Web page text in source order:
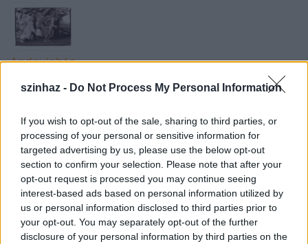
szinhaz - Do Not Process My Personal Information
If you wish to opt-out of the sale, sharing to third parties, or
processing of your personal or sensitive information for
targeted advertising by us, please use the below opt-out
section to confirm your selection. Please note that after your
opt-out request is processed you may continue seeing
interest-based ads based on personal information utilized by
us or personal information disclosed to third parties prior to
your opt-out. You may separately opt-out of the further
disclosure of your personal information by third parties on the
Andaxínház
"Meseautóban színezüst erdők során repülünk az idők
repülünk a mesék kocsiján. Fenn az égen az angyalok
vigyáznak ránk, és a sors fogja tán a volánt. Csupa
boldogság vár ezután rád és rám a mesék meseszép
kocsiján."
"Még távolabb"